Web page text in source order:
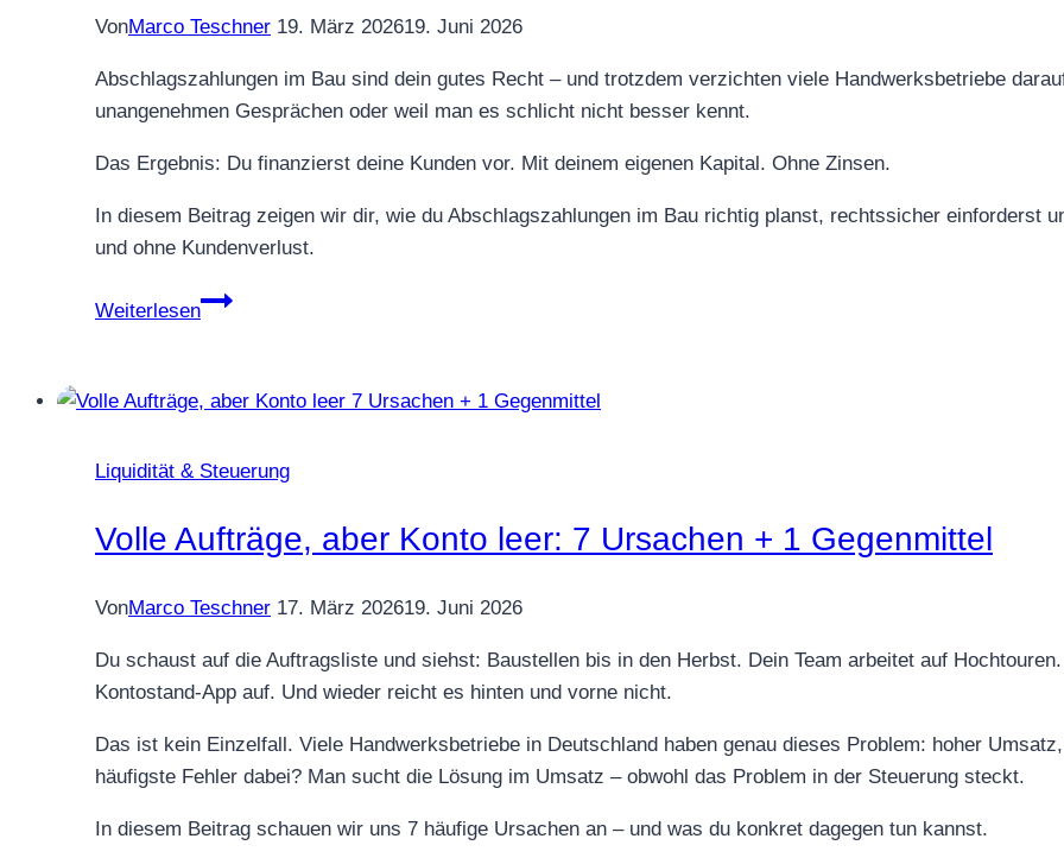
VonMarco Teschner 19. März 202619. Juni 2026
Abschlagszahlungen im Bau sind dein gutes Recht – und trotzdem verzichten viele Handwerksbetriebe
unangenehmen Gesprächen oder weil man es schlicht nicht besser kennt.
Das Ergebnis: Du finanzierst deine Kunden vor. Mit deinem eigenen Kapital. Ohne Zinsen.
In diesem Beitrag zeigen wir dir, wie du Abschlagszahlungen im Bau richtig planst, rechtssicher einforderst
und ohne Kundenverlust.
Weiterlesen
Abschlagszahlungen
So
du
ohne
dass
Konto
leidet
Liquidität & Steuerung
Volle Aufträge, aber Konto leer: 7 Ursachen + 1 Gegenmittel
VonMarco Teschner 17. März 202619. Juni 2026
Du schaust auf die Auftragsliste und siehst: Baustellen bis in den Herbst. Dein Team arbeitet auf
Kontostand-App auf. Und wieder reicht es hinten und vorne nicht.
Das ist kein Einzelfall. Viele Handwerksbetriebe in Deutschland haben genau dieses Problem: hoher
häufigste Fehler dabei? Man sucht die Lösung im Umsatz – obwohl das Problem in der Steuerung steckt.
In diesem Beitrag schauen wir uns 7 häufige Ursachen an – und was du konkret dagegen tun kannst.